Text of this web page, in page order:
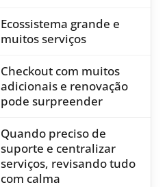
Ecossistema grande e
muitos serviços
Checkout com muitos
adicionais e renovação
pode surpreender
Quando preciso de
suporte e centralizar
serviços, revisando tudo
com calma